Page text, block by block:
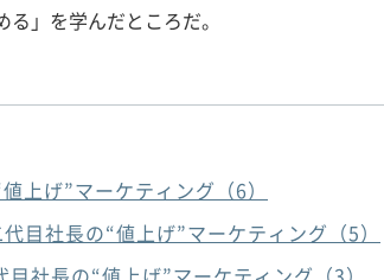
」を学んだところだ。
上げ”マーケティング（6）
目社長の“値上げ”マーケティング（5）